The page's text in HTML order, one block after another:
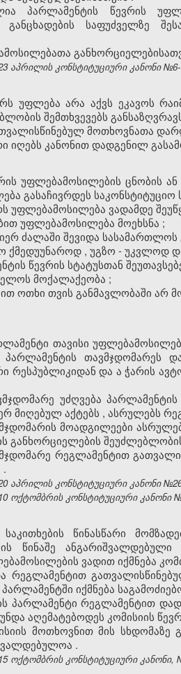
პარლამენტის წევრის
განცხადების საფუძველზე
აპრილის კონსტიტუციური კანონი №6-
უფლება არა აქვს ეკავოს
შემთხვევებს
მოთხოვნათა
იღებს კანონითდადგენილ
უფლებამოსილების ცნობის ან
გასაჩივრდეს საკონსტიტუციო
უფლებამოსილება ვადამდე
უფლებამოსილება მოეხსნა ;
ძალაში შევიდა სასამართლოს
ქმედუუნაროდ, უგზო -უკვლოდ
წევრის სტატუსთან
მოქალაქეობა ;
ოთხი თვის განმავლობაში არ
თავისი
პარლამენტის თავმჯდომარეს
რესპუბლიკიდან და ა ჭარის
უძღვება პარლამენტის
მიღებულაქტებს , ასრულებს
მოადგილეები
განხორციელების
რეგლამენტით
.
აპრილის კონსტიტუციური კანონი
ოქტომბრის კონსტიტუციური კანონი
საკითხების წინასწარი
წინაშე
ანგარიშვალდებული
ვადითიქმნება
რეგლამენტით
იქმნება
პარლამენტი რეგლამენტით
აღემატებოდეს კომისიის
მოთხოვნით მის სხდომაზე
.
ოქტომბრის კონსტიტუციური კანონი,